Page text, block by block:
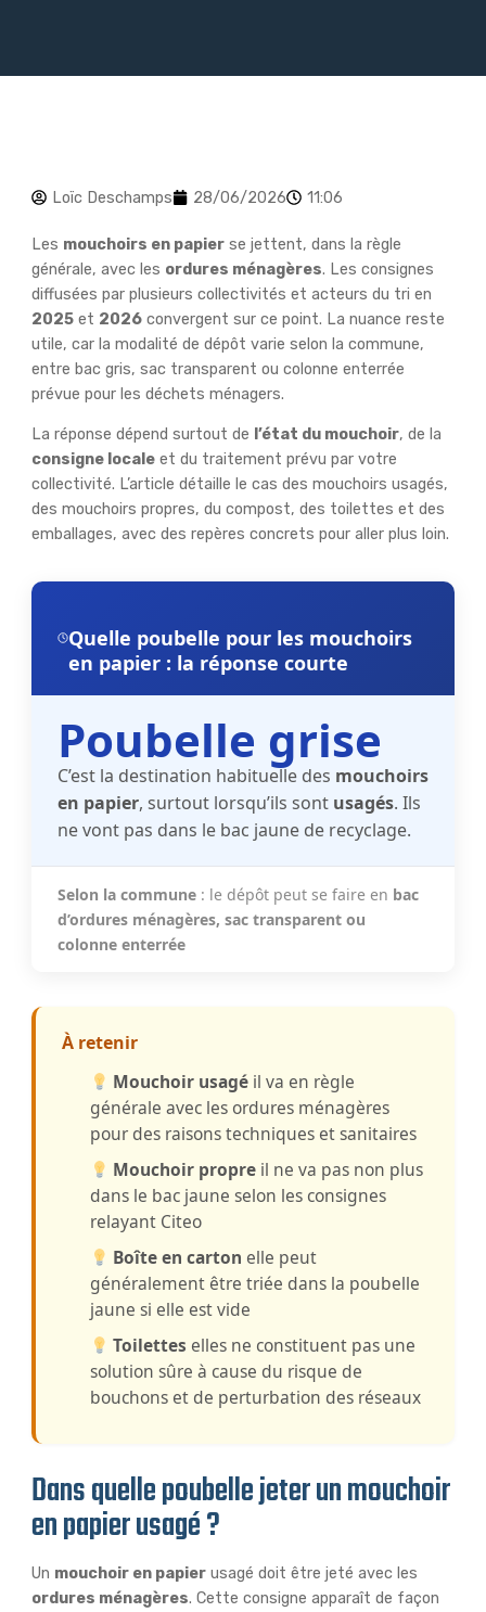
Loïc Deschamps 28/06/2026 11:06
Les mouchoirs en papierse jettent, dans la règle
générale, avec les ordures ménagères. Les consignes
diffusées par plusieurs collectivités et acteurs du tri en
2025et 2026convergent sur ce point. La nuance reste
utile, car la modalité de dépôt varie selon la commune,
entre bac gris, sac transparent ou colonne enterrée
prévue pour les déchets ménagers.
La réponse dépend surtout de l’état du mouchoir, de la
consigne localeet du traitement prévu par votre
collectivité. L’article détaille le cas des mouchoirs usagés,
des mouchoirs propres, du compost, des toilettes et des
emballages, avec des repères concrets pour aller plus loin.
Quelle poubelle pour les mouchoirs
en papier : la réponse courte
Poubelle grise
C’est la destination habituelle des mouchoirs
en papier, surtout lorsqu’ils sont usagés. Ils
ne vont pas dans le bac jaune de recyclage.
Selon la commune: le dépôt peut se faire en bac
d’ordures ménagères, sac transparent ou
colonne enterrée
À retenir
Mouchoir usagé il va en règle
générale avec les ordures ménagères
pour des raisons techniques et sanitaires
Mouchoir propre il ne va pas non plus
dans le bac jaune selon les consignes
relayant Citeo
Boîte en carton elle peut
généralement être triée dans la poubelle
jaune si elle est vide
Toilettes elles ne constituent pas une
solution sûre à cause du risque de
bouchons et de perturbation des réseaux
Dans quelle poubelle jeter un mouchoir
en papier usagé ?
Un mouchoir en papierusagé doit être jeté avec les
ordures ménagères. Cette consigne apparaît de façon